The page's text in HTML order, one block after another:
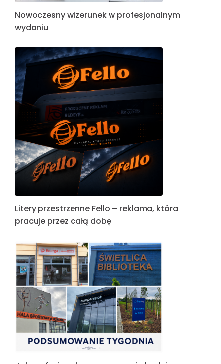
Nowoczesny wizerunek w profesjonalnym
wydaniu
Litery przestrzenne Fello – reklama, która
pracuje przez całą dobę